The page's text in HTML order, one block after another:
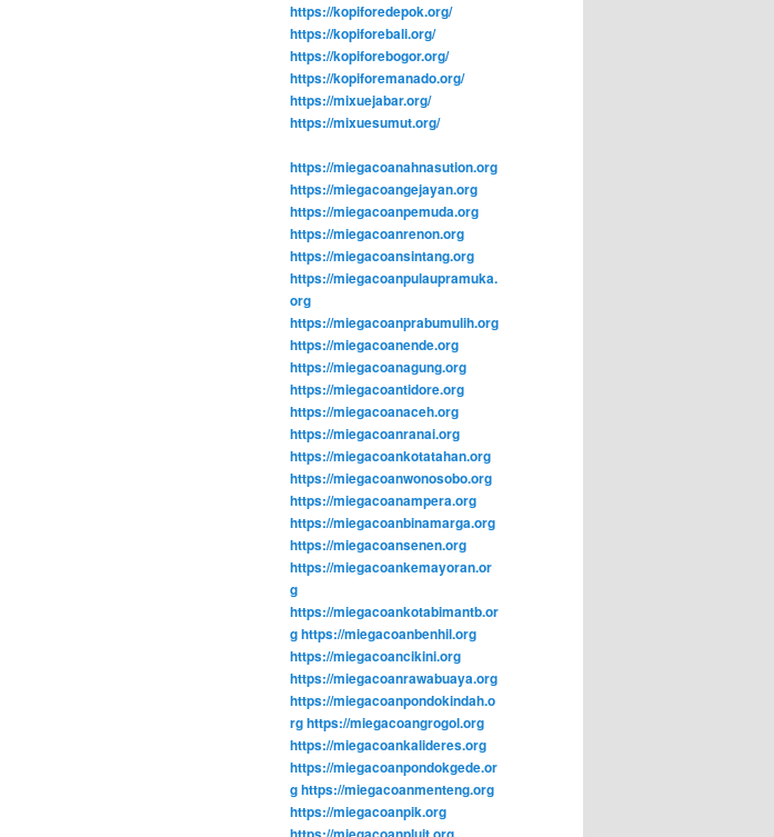
https://kopiforedepok.org/
https://kopiforebali.org/
https://kopiforebogor.org/
https://kopiforemanado.org/
https://mixuejabar.org/
https://mixuesumut.org/
https://miegacoanahnasution.org
https://miegacoangejayan.org
https://miegacoanpemuda.org
https://miegacoanrenon.org
https://miegacoansintang.org
https://miegacoanpulaupramuka.
org
https://miegacoanprabumulih.org
https://miegacoanende.org
https://miegacoanagung.org
https://miegacoantidore.org
https://miegacoanaceh.org
https://miegacoanranai.org
https://miegacoankotatahan.org
https://miegacoanwonosobo.org
https://miegacoanampera.org
https://miegacoanbinamarga.org
https://miegacoansenen.org
https://miegacoankemayoran.or
g
https://miegacoankotabimantb.or
ghttps://miegacoanbenhil.org
https://miegacoancikini.org
https://miegacoanrawabuaya.org
https://miegacoanpondokindah.o
rghttps://miegacoangrogol.org
https://miegacoankalideres.org
https://miegacoanpondokgede.or
ghttps://miegacoanmenteng.org
https://miegacoanpik.org